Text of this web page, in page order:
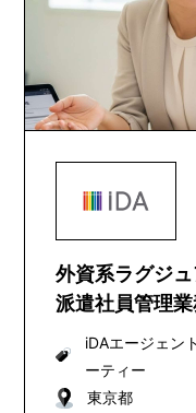
外資系ラグジ
派遣社員管理業
iDAエージェン
ーティー
東京都